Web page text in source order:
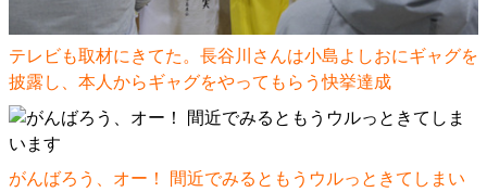
テレビも取材にきてた。長谷川さんは小島よしおにギャグを
披露し、本人からギャグをやってもらう快挙達成
がんばろう、オー！ 間近でみるともうウルっときてしまい